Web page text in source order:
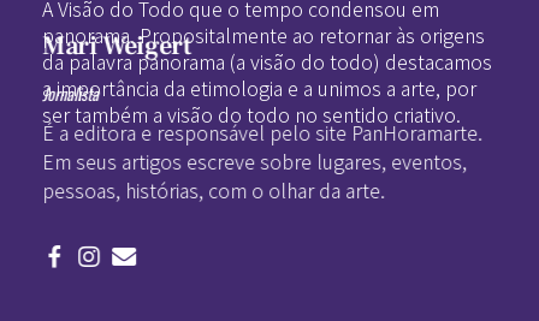
A Visão do Todo que o tempo condensou em
panorama. Propositalmente ao retornar às origens
da palavra panorama (a visão do todo) destacamos
a importância da etimologia e a unimos a arte, por
ser também a visão do todo no sentido criativo.
Mari Weigert
Jornalista
É a editora e responsável pelo site PanHoramarte.
Em seus artigos escreve sobre lugares, eventos,
pessoas, histórias, com o olhar da arte.